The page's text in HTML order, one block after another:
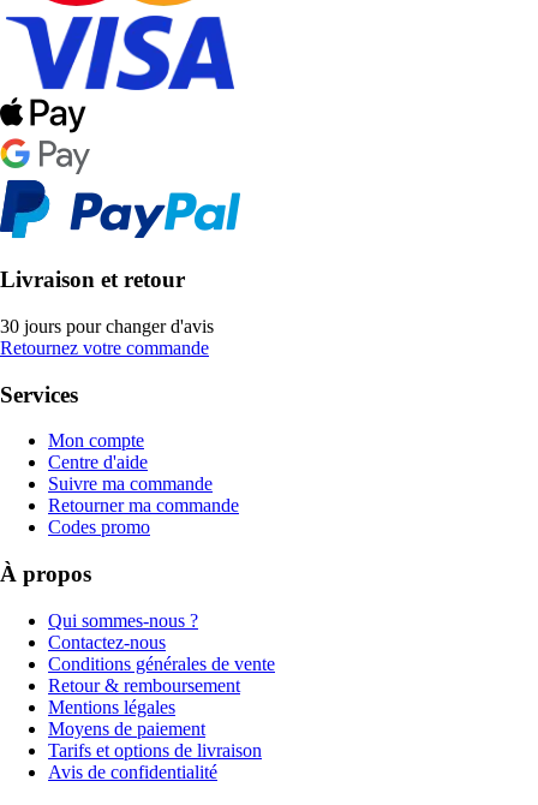
Livraison et retour
30 jours pour changer d'avis
Retournez votre commande
Services
Mon compte
Centre d'aide
Suivre ma commande
Retourner ma commande
Codes promo
À propos
Qui sommes-nous ?
Contactez-nous
Conditions générales de vente
Retour & remboursement
Mentions légales
Moyens de paiement
Tarifs et options de livraison
Avis de confidentialité